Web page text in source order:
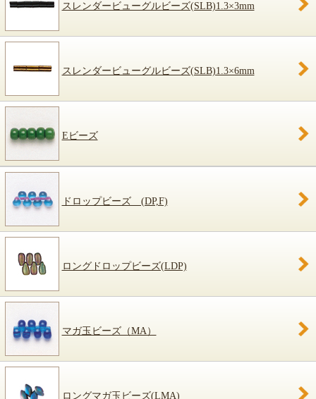
スレンダービューグルビーズ(SLB)1.3×3mm
スレンダービューグルビーズ(SLB)1.3×6mm
Eビーズ
ドロップビーズ (DP,F)
ロングドロップビーズ(LDP)
マガ玉ビーズ（MA）
ロングマガ玉ビーズ(LMA)